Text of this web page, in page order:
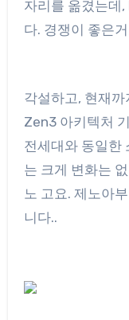
자리를 옮겼는데
다. 경쟁이 좋은
각설하고, 현재
Zen3 아키텍처
전세대와 동일한
는 크게 변화는
노 고요. 제노아
니다..